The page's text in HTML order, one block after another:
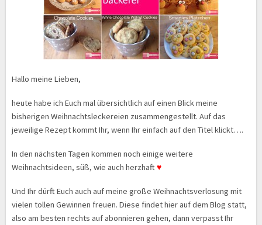
Hallo meine Lieben,
heute habe ich Euch mal übersichtlich auf einen Blick meine
bisherigen Weihnachtsleckereien zusammengestellt. Auf das
jeweilige Rezept kommt Ihr, wenn Ihr einfach auf den Titel klickt….
In den nächsten Tagen kommen noch einige weitere
Weihnachtsideen, süß, wie auch herzhaft♥
Und Ihr dürft Euch auch auf meine große Weihnachtsverlosung mit
vielen tollen Gewinnen freuen. Diese findet hier auf dem Blog statt,
also am besten rechts auf abonnieren gehen, dann verpasst Ihr